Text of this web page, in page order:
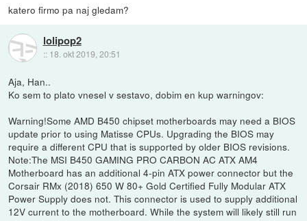
katero firmo pa naj gledam?
lolipop2
:: 18. okt 2019, 20:51
Aja, Han..
Ko sem to plato vnesel v sestavo, dobim en kup warningov:
Warning!Some AMD B450 chipset motherboards may need a BIOS
update prior to using Matisse CPUs. Upgrading the BIOS may
require a different CPU that is supported by older BIOS revisions.
Note:The MSI B450 GAMING PRO CARBON AC ATX AM4
Motherboard has an additional 4-pin ATX power connector but the
Corsair RMx (2018) 650 W 80+ Gold Certified Fully Modular ATX
Power Supply does not. This connector is used to supply additional
12V current to the motherboard. While the system will likely still run